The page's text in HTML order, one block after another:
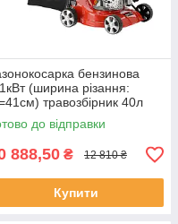
бензинова
(ширина різання:
травозбірник 40л
YT-85520
до відправки
888,50 ₴ 12 810 ₴
Купити